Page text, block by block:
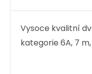
Vysoce kvalitní
kategorie 6A, 7 m,